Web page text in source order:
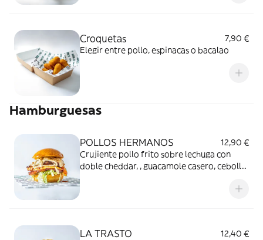
Croquetas
7,90 €
Elegir entre pollo, espinacas o bacalao
Hamburguesas
POLLOS HERMANOS
12,90 €
Crujiente pollo frito sobre lechuga con
doble cheddar, , guacamole casero, cebolla
LA TRASTO
12,40 €